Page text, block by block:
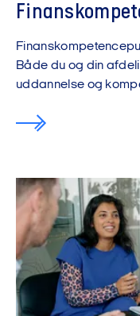
Både du og din
uddannelse og